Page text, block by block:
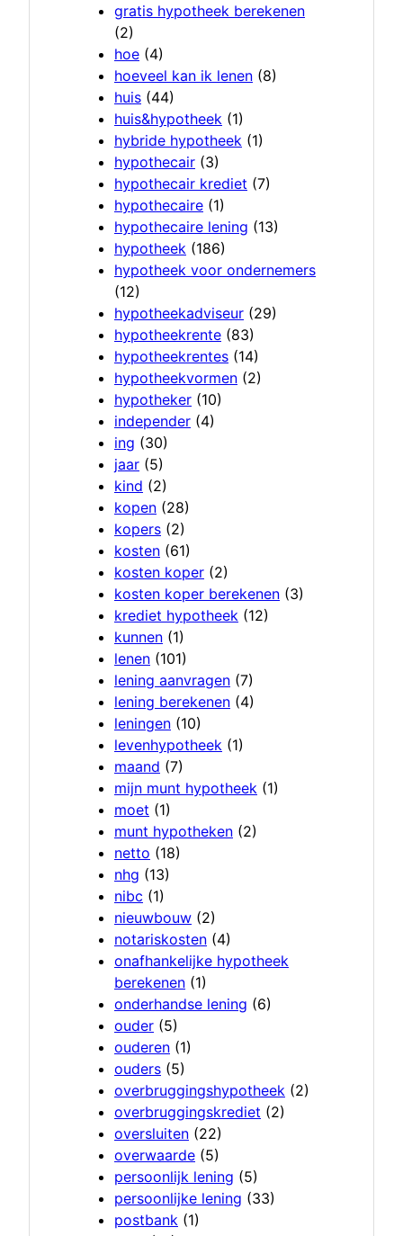
gratis hypotheek berekenen
(2)
hoe (4)
hoeveel kan ik lenen (8)
huis (44)
huis&hypotheek (1)
hybride hypotheek (1)
hypothecair (3)
hypothecair krediet (7)
hypothecaire (1)
hypothecaire lening (13)
hypotheek (186)
hypotheek voor ondernemers
(12)
hypotheekadviseur (29)
hypotheekrente (83)
hypotheekrentes (14)
hypotheekvormen (2)
hypotheker (10)
independer (4)
ing (30)
jaar (5)
kind (2)
kopen (28)
kopers (2)
kosten (61)
kosten koper (2)
kosten koper berekenen (3)
krediet hypotheek (12)
kunnen (1)
lenen (101)
lening aanvragen (7)
lening berekenen (4)
leningen (10)
levenhypotheek (1)
maand (7)
mijn munt hypotheek (1)
moet (1)
munt hypotheken (2)
netto (18)
nhg (13)
nibc (1)
nieuwbouw (2)
notariskosten (4)
onafhankelijke hypotheek
berekenen (1)
onderhandse lening (6)
ouder (5)
ouderen (1)
ouders (5)
overbruggingshypotheek (2)
overbruggingskrediet (2)
oversluiten (22)
overwaarde (5)
persoonlijk lening (5)
persoonlijke lening (33)
postbank (1)